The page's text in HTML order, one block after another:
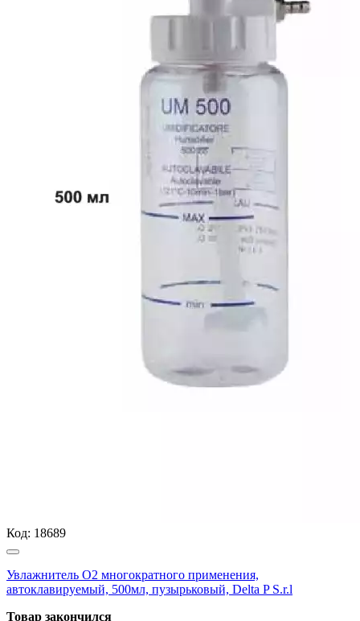
Код: 18689
Увлажнитель О2 многократного применения,
автоклавируемый, 500мл, пузырьковый, Delta P S.r.l
Товар закончился